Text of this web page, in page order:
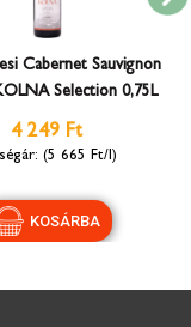
Cabernet Sauvignon
Selection 0,75L
4 249 Ft
(5 665 Ft/l)